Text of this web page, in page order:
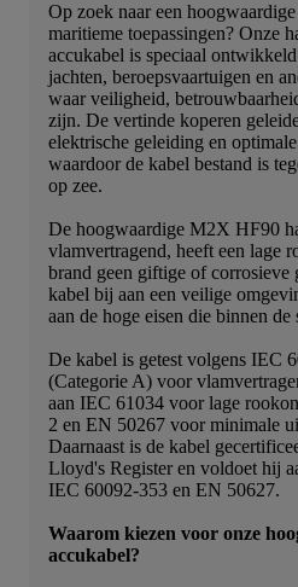
Op zoek naar een
maritieme toepassingen? Onze
accukabel is speciaal
jachten, beroepsvaartuigen en
waar veiligheid,
zijn. De vertinde koperen
elektrische geleiding en
waardoor de kabel bestand is
op zee.
De hoogwaardige M2X HF90
vlamvertragend, heeft een lage
brand geen giftige of corrosieve
kabel bij aan een veilige
aan de hoge eisen die binnen
De kabel is getest volgens IEC
(Categorie A) voor
aan IEC 61034 voor lage
2 en EN 50267 voor minimale
Daarnaast is de kabel
Lloyd's Register en voldoet hij
IEC 60092-353 en EN 50627.
Waarom kiezen voor onze
accukabel?